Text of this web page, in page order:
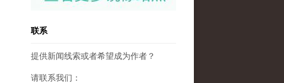
联系
提供新闻线索或者希望成为作者？
请联系我们：